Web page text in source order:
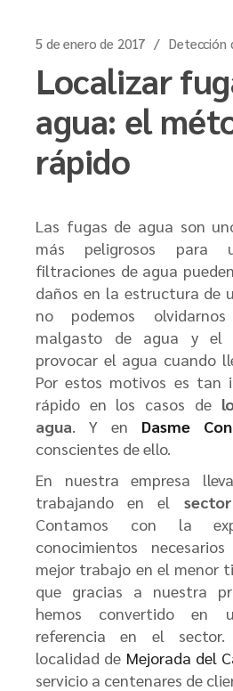
5 de enero de 2017 Detección
Localizar
agua: el
rápido
Las fugas de agua son
más peligrosos para
filtraciones de agua
daños en la estructura de
no podemos
malgasto de agua y el
provocar el agua cuando
Por estos motivos es tan
rápido en los casos de
agua. Y en Dasme
conscientes de ello.
En nuestra empresa
trabajando en el
Contamos con la
conocimientos
mejor trabajo en el menor
que gracias a nuestra
hemos convertido en
referencia en el
localidad de Mejorada del
servicio a centenares de